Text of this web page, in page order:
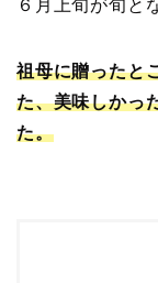
６月上旬が旬と
祖母に贈ったと
た、美味しかっ
た。